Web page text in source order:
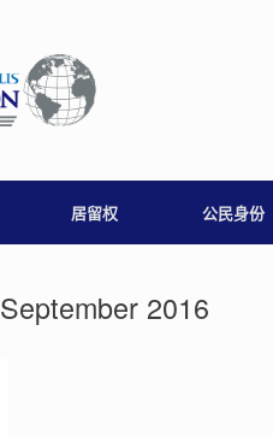
居留权 公民身份
September 2016